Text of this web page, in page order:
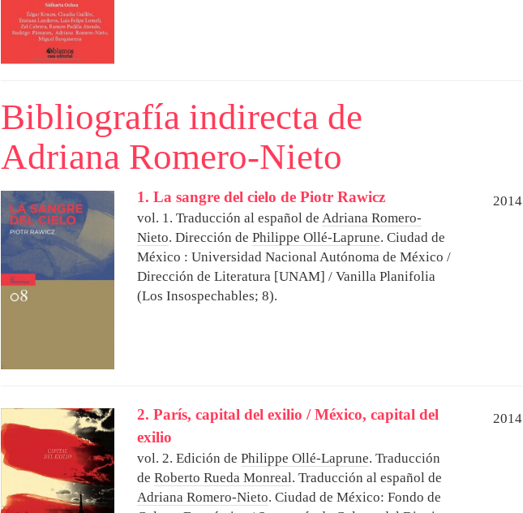
Bibliografía indirecta de
Adriana Romero-Nieto
1. La sangre del cielo de Piotr Rawicz
2014
vol. 1. Traducción al español deAdriana Romero-
Nieto. Dirección dePhilippe Ollé-Laprune.Ciudad de
México : Universidad Nacional Autónoma de México /
Dirección de Literatura [UNAM] / Vanilla Planifolia
(Los Insospechables; 8).
2. París, capital del exilio / México, capital del
exilio
2014
vol. 2. Edición dePhilippe Ollé-Laprune. Traducción
deRoberto Rueda Monreal. Traducción al español de
Adriana Romero-Nieto.Ciudad de México: Fondo de